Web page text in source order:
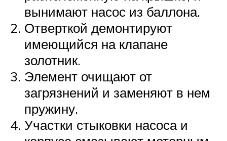
вынимают насос из баллона.
Отверткой демонтируют
имеющийся на клапане
золотник.
Элемент очищают от
загрязнений и заменяют в нем
пружину.
Участки стыковки насоса и